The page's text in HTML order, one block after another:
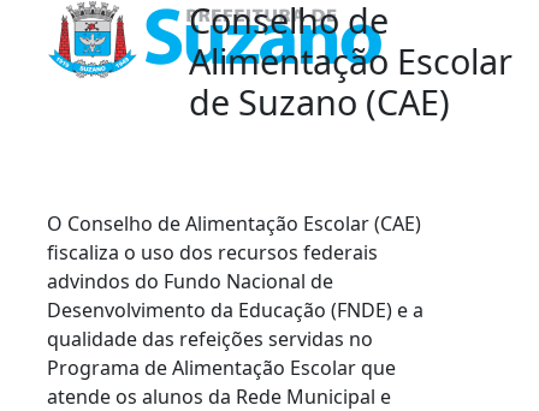
Conselho de
Alimentação Escolar
de Suzano (CAE)
O Conselho de Alimentação Escolar (CAE)
fiscaliza o uso dos recursos federais
advindos do Fundo Nacional de
Desenvolvimento da Educação (FNDE) e a
qualidade das refeições servidas no
Programa de Alimentação Escolar que
atende os alunos da Rede Municipal e